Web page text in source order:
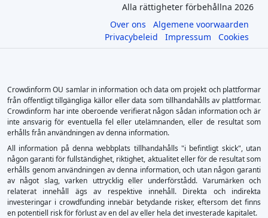
Alla rättigheter förbehållna 2026
Over ons
Algemene voorwaarden
Privacybeleid
Impressum Cookies
Crowdinform OU samlar in information och data om projekt och plattformar
från offentligt tillgängliga källor eller data som tillhandahålls av plattformar.
Crowdinform har inte oberoende verifierat någon sådan information och är
inte ansvarig för eventuella fel eller utelämnanden, eller de resultat som
erhålls från användningen av denna information.
All information på denna webbplats tillhandahålls "i befintligt skick", utan
någon garanti för fullständighet, riktighet, aktualitet eller för de resultat som
erhålls genom användningen av denna information, och utan någon garanti
av något slag, varken uttrycklig eller underförstådd. Varumärken och
relaterat innehåll ägs av respektive innehåll. Direkta och indirekta
investeringar i crowdfunding innebär betydande risker, eftersom det finns
en potentiell risk för förlust av en del av eller hela det investerade kapitalet.